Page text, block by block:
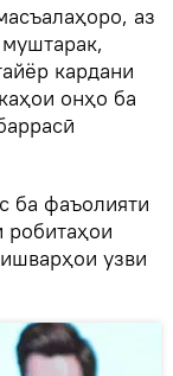
аз
кардани
онҳо ба
ба фаъолияти
узви